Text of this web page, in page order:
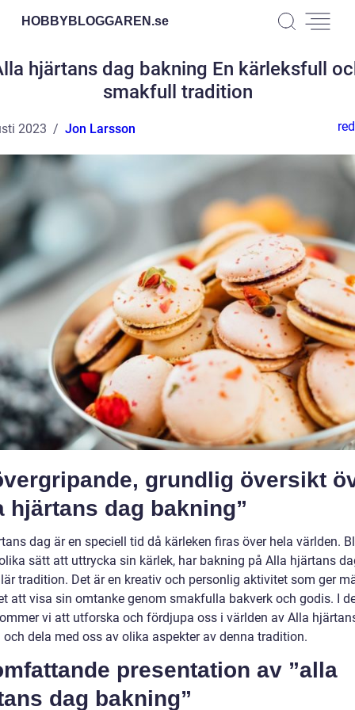
HOBBYBLOGGAREN.se
hjärtans dag bakning En kärleksfull
smakfull tradition
2023 Jon Larsson
grundlig översikt
hjärtans dag bakning”
dag är en speciell tid då kärleken firas över hela världen.
sätt att uttrycka sin kärlek, har bakning på Alla hjärtans
tradition. Det är en kreativ och personlig aktivitet som ger
att visa sin omtanke genom smakfulla bakverk och godis. I
vi att utforska och fördjupa oss i världen av Alla
dela med oss av olika aspekter av denna tradition.
presentation av ”alla
dag bakning”